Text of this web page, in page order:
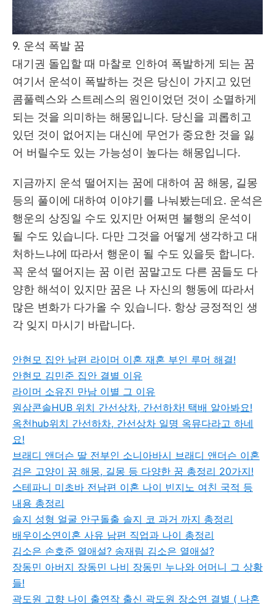
9. 운석 폭발 꿈
대기권 돌입할 때 마찰로 인하여 폭발하게 되는 꿈
여기서 운석이 폭발하는 것은 당신이 가지고 있던
콤풀렉스와 스트레스의 원인이었던 것이 소멸하게
되는 것을 의미하는 해몽입니다. 당신을 괴롭히고
있던 것이 없어지는 대신에 무언가 중요한 것을 잃
어 버릴수도 있는 가능성이 높다는 해몽입니다.
지금까지 운석 떨어지는 꿈에 대하여 꿈 해몽, 길몽
등의 풀이에 대하여 이야기를 나눠봤는데요. 운석은
행운의 상징일 수도 있지만 어쩌면 불행의 운석이
될 수도 있습니다. 다만 그것을 어떻게 생각하고 대
처하느냐에 따라서 행운이 될 수도 있을듯 합니다.
꼭 운석 떨어지는 꿈 이런 꿈말고도 다른 꿈들도 다
양한 해석이 있지만 꿈은 나 자신의 행동에 따라서
많은 변화가 다가올 수 있습니다. 항상 긍정적인 생
각 잊지 마시기 바랍니다.
안현모 집안 남편 라이머 이혼 재혼 부인 루머 해결!
안현모 김민준 집안 결별 이유
라이머 소유진 만남 이별 그 이유
원삼콘솔HUB 위치 간선상차, 간선하차! 택배 알아봐요!
옥천hub위치 간선하차, 간선상차 일명 옥뮤다라고 하네
요!
브래디 앤더슨 딸 전부인 소니아바시 브래디 앤더슨 이혼
검은 고양이 꿈 해몽, 길몽 등 다양한 꿈 총정리 20가지!
스테파니 미초바 전남편 이혼 나이 빈지노 여친 국적 등
내용 총정리
솔지 성형 얼굴 안구돌출 솔지 코 과거 까지 총정리
배우이소연이혼 사유 남편 직업과 나이 총정리
김소은 손호준 열애설? 송재림 김소은 열애설?
장동민 아버지 장동민 나비 장동민 누나와 어머니 그 상황
들!
곽도원 고향 나이 출연작 출신 곽도원 장소연 결별 ( 나혼